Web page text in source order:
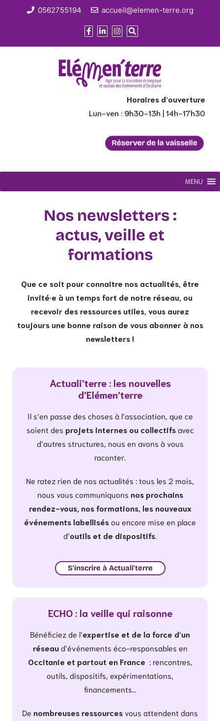
0562755194 accueil@elemen-terre.org
Horaires d’ouverture
Lun-ven : 9h30-13h | 14h-17h30
MENU
Nos newsletters :
actus, veille et
formations
Que ce soit pour connaitre nos actualités, être
invité·e à un temps fort de notre réseau, ou
recevoir des ressources utiles, vous aurez
toujours une bonne raison de vous abonner à nos
newsletters !
Actuali’terre : les nouvelles
d’Elémen’terre
Il s’en passe des choses à l’association, que ce
soient des projets internes ou collectifsavec
d’autres structures, nous en avons à vous
raconter.
Ne ratez rien de nos actualités : tous les 2 mois,
nous vous communiquons nos prochains
rendez-vous, nos formations, les nouveaux
événements labellisésou encore mise en place
d’outils et de dispositifs
S'inscrire à Actuali'terre
ECHO : la veille qui raisonne
Bénéficiez de l’expertise et de la force d’un
réseaud’événements éco-responsables en
Occitanie et partout en France : rencontres,
outils, dispositifs, expérimentations,
financements…
De nombreuses ressources vous attendent dans